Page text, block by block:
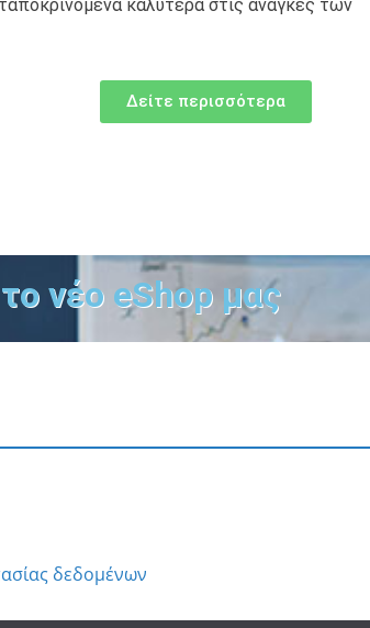
καλύτερα στις ανάγκες των
Δείτε περισσότερα
νέο eShop μας
δεδομένων